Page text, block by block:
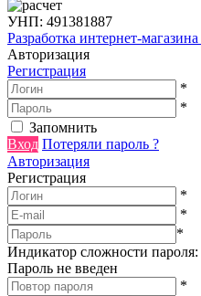
УНП: 491381887
Разработка интернет-магазина
Авторизация
Регистрация
*
*
Запомнить
Вход Потеряли пароль ?
Авторизация
Регистрация
*
*
*
Индикатор сложности пароля:
Пароль не введен
*